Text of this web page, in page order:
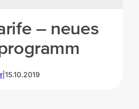
– neues
| 15.10.2019